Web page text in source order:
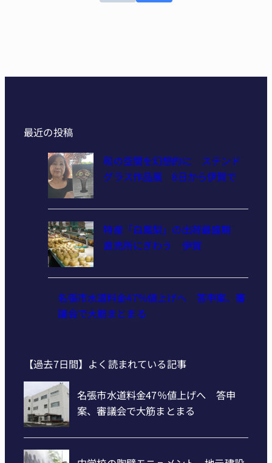
最近の投稿
和の空間を幻想的に ステンド
グラス作品展 8日から伊賀で
特産「白鳳梨」の出荷最盛期
直売所にぎわう 伊賀
名張市水道料金47％値上げへ 答申案、審
議会で大筋まとまる
【過去7日間】よく読まれている記事